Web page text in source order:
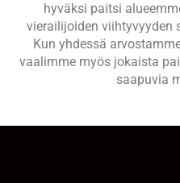
hyväksi paitsi
vierailijoiden viihtyvyyden
Kun yhdessä
vaalimme myös jokaista
saapuvia